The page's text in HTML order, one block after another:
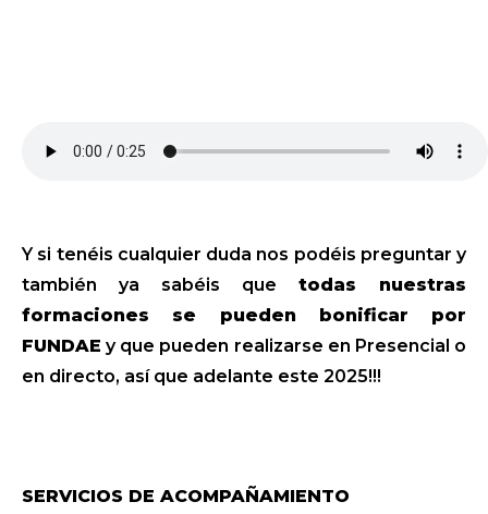
Y si tenéis cualquier duda nos podéis preguntar y
también ya sabéis que todas nuestras
formaciones se pueden bonificar por
FUNDAE y que pueden realizarse en Presencial o
en directo, así que adelante este 2025!!!
SERVICIOS DE ACOMPAÑAMIENTO